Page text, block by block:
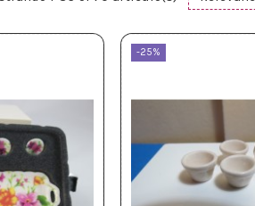
-25%